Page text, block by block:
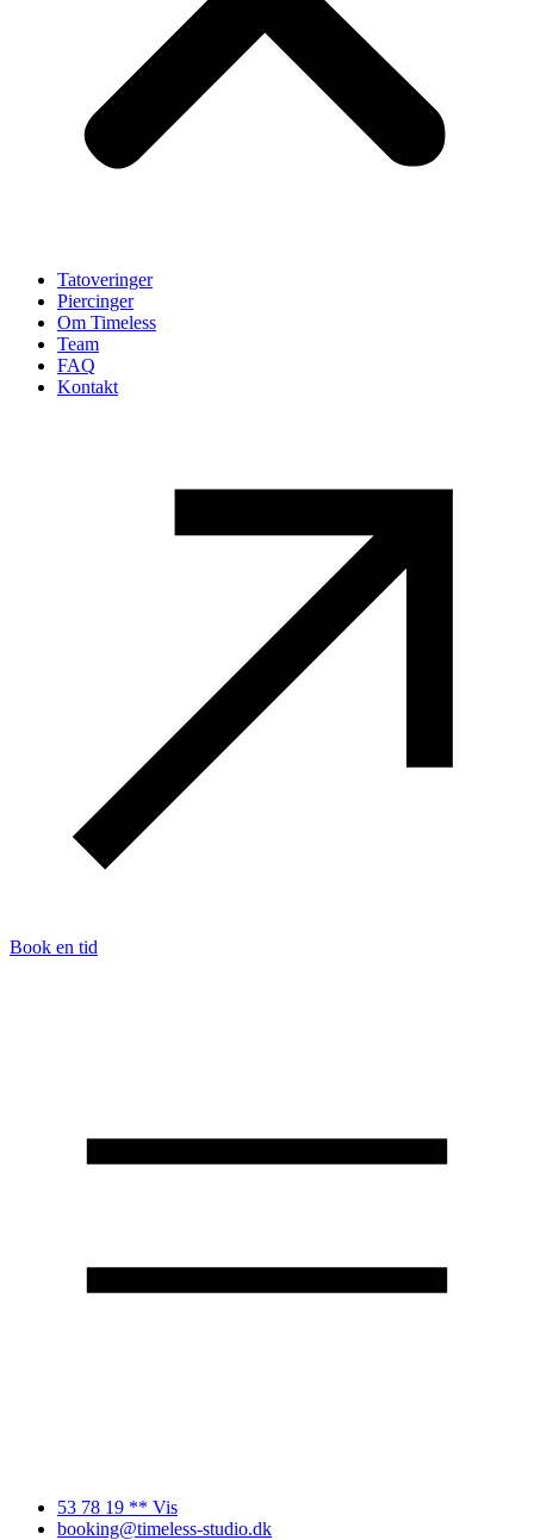
Tatoveringer
Piercinger
Om Timeless
Team
FAQ
Kontakt
Book en tid
53 78 19 ** Vis
booking@timeless-studio.dk